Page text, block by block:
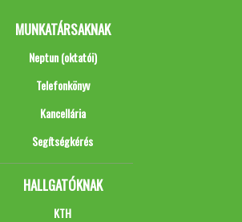
MUNKATÁRSAKNAK
Neptun (oktatói)
Telefonkönyv
Kancellária
Segítségkérés
HALLGATÓKNAK
KTH